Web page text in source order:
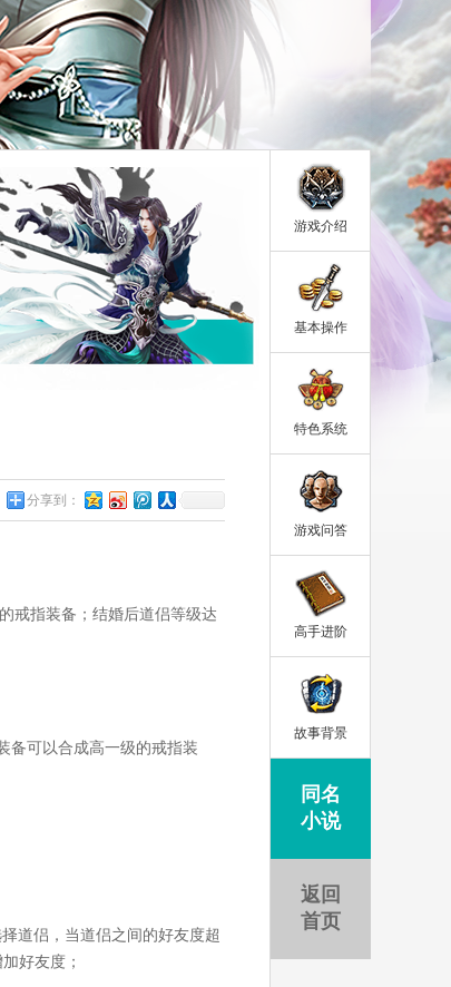
分享到：
戒指装备；结婚后道侣等级达
备可以合成高一级的戒指装
道侣，当道侣之间的好友度超
好友度；
游戏介绍
基本操作
特色系统
游戏问答
高手进阶
故事背景
同名
小说
返回
首页